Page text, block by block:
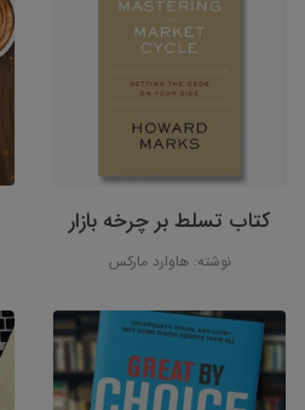
کتاب تسلط بر چرخه بازار
نوشته: هاوارد مارکس